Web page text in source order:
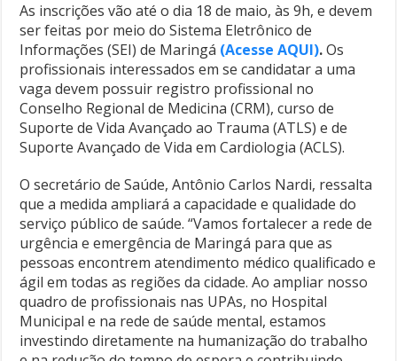
As inscrições vão até o dia 18 de maio, às 9h, e devem
ser feitas por meio do Sistema Eletrônico de
Informações (SEI) de Maringá (Acesse AQUI).Os
profissionais interessados em se candidatar a uma
vaga devem possuir registro profissional no
Conselho Regional de Medicina (CRM), curso de
Suporte de Vida Avançado ao Trauma (ATLS) e de
Suporte Avançado de Vida em Cardiologia (ACLS).
O secretário de Saúde, Antônio Carlos Nardi, ressalta
que a medida ampliará a capacidade e qualidade do
serviço público de saúde. “Vamos fortalecer a rede de
urgência e emergência de Maringá para que as
pessoas encontrem atendimento médico qualificado e
ágil em todas as regiões da cidade. Ao ampliar nosso
quadro de profissionais nas UPAs, no Hospital
Municipal e na rede de saúde mental, estamos
investindo diretamente na humanização do trabalho